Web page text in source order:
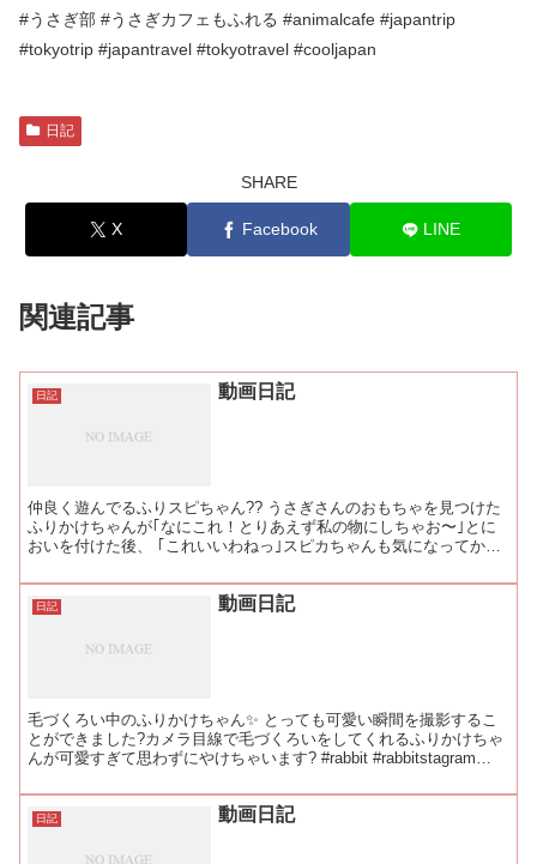
#うさぎ部 #うさぎカフェもふれる #animalcafe #japantrip
#tokyotrip #japantravel #tokyotravel #cooljapan
日記
SHARE
X Facebook LINE
関連記事
日記 動画日記
仲良く遊んでるふりスピちゃん?? うさぎさんのおもちゃを見つけた
ふりかけちゃんが｢なにこれ！とりあえず私の物にしちゃお〜｣とに
おいを付けた後、 ｢これいいわねっ｣スピカちゃんも気になってかじ
日記 動画日記
毛づくろい中のふりかけちゃん✨ とっても可愛い瞬間を撮影するこ
とができました?カメラ目線で毛づくろいをしてくれるふりかけちゃ
んが可愛すぎて思わずにやけちゃいます? #rabbit #rabbitstagram
日記 動画日記